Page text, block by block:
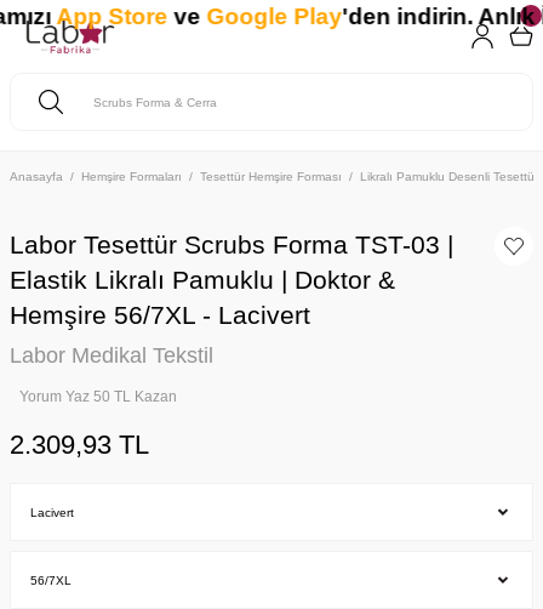
Anasayfa Hemşire Formaları Tesettür Hemşire Forması Likralı Pamuklu Desenli Tesettür
Labor Tesettür Scrubs Forma TST-03 |
Elastik Likralı Pamuklu | Doktor &
Hemşire 56/7XL - Lacivert
Labor Medikal Tekstil
Yorum Yaz 50 TL Kazan
2.309,93 TL
App StoreveGoogle Play'den indirin. Anlık